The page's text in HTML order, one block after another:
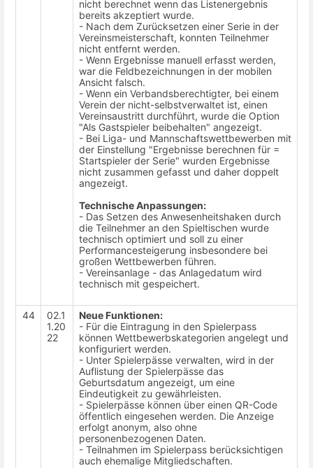
nicht berechnet wenn das Listenergebnis
bereits akzeptiert wurde.
- Nach dem Zurücksetzen einer Serie in der
Vereinsmeisterschaft, konnten Teilnehmer
nicht entfernt werden.
- Wenn Ergebnisse manuell erfasst werden,
war die Feldbezeichnungen in der mobilen
Ansicht falsch.
- Wenn ein Verbandsberechtigter, bei einem
Verein der nicht-selbstverwaltet ist, einen
Vereinsaustritt durchführt, wurde die Option
"Als Gastspieler beibehalten" angezeigt.
- Bei Liga- und Mannschaftswettbewerben mit
der Einstellung "Ergebnisse berechnen für =
Startspieler der Serie" wurden Ergebnisse
nicht zusammen gefasst und daher doppelt
angezeigt.
Technische Anpassungen:
- Das Setzen des Anwesenheitshaken durch
die Teilnehmer an den Spieltischen wurde
technisch optimiert und soll zu einer
Performancesteigerung insbesondere bei
großen Wettbewerben führen.
- Vereinsanlage - das Anlagedatum wird
technisch mit gespeichert.
44
02.1
1.20
22
Neue Funktionen:
- Für die Eintragung in den Spielerpass
können Wettbewerbskategorien angelegt und
konfiguriert werden.
- Unter Spielerpässe verwalten, wird in der
Auflistung der Spielerpässe das
Geburtsdatum angezeigt, um eine
Eindeutigkeit zu gewährleisten.
- Spielerpässe können über einen QR-Code
öffentlich eingesehen werden. Die Anzeige
erfolgt anonym, also ohne
personenbezogenen Daten.
- Teilnahmen im Spielerpass berücksichtigen
auch ehemalige Mitgliedschaften.